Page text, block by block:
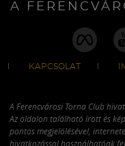
A
KAPCSOLAT
A Ferencvárosi Torna Club
Az oldalon található írott és
pontos megjelölésével,
hivatkozással használhatóak fel.